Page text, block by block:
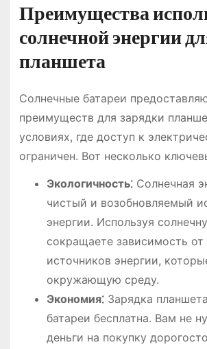
Преимущества
солнечной энергии
планшета
Солнечные батареи
преимуществ для зарядки
условиях, где доступ к
ограничен. Вот несколько
Экологичность⁚Солнечная
чистый и возобновляемый
энергии. Используя
сокращаете зависимость
источников энергии,
окружающую среду.
Экономия⁚Зарядка
батареи бесплатна. Вам не
деньги на покупку